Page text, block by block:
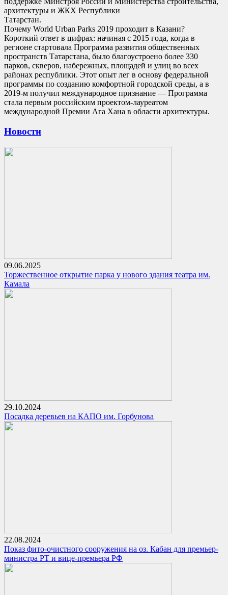
архитектуры и ЖКХ Республики
Почему World Urban Parks 2019 проходит в Казани?
Короткий ответ в цифрах: начиная с 2015 года, когда в
регионе стартовала Программа развития общественных
пространств Татарстана, было благоустроено более 330
парков, скверов, набережных, площадей и улиц во всех
районах республики. Этот опыт лег в основу федеральной
программы по созданию комфортной городской среды, а в
2019-м получил международное признание — Программа
стала первым российским проектом-лауреатом
международной Премии Ага Хана в области архитектуры.
Новости
09.06.2025
Торжественное открытие парка у нового здания театра им.
Камала
29.10.2024
Посадка деревьев на КАПО им. Горбунова
22.08.2024
Показ фито-очистного сооружения на оз. Кабан для премьер-
министра РТ и вице-премьера РФ